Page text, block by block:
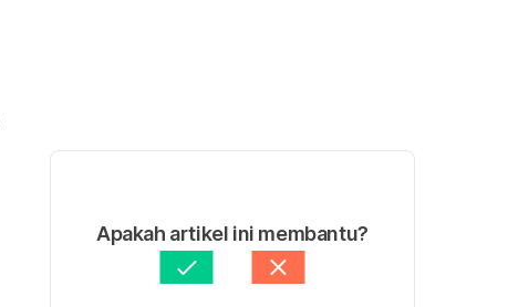
Apakah artikel ini membantu?